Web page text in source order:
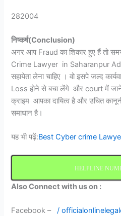
282004
निष्कर्ष(Conclusion)
अगर आप Fraud का शिकार हुए हैं तो
Crime Lawyer in Saharanpur
सहायेता लेना चाहिए । वो इसपे जल्द
Loss होने से बचा लेंगे और court में
क्राइम आपका दायित्व है और उचित कानूनी
समाधान है।
यह भीपढ़ें:Best Cyber crime
HELPLINE
Also Connect with us on :
Facebook –
/